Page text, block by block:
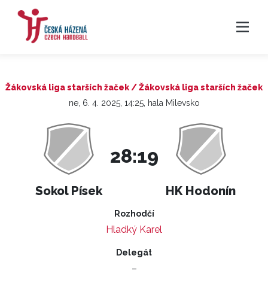
Žákovská liga starších žaček / Žákovská liga starších žaček
ne, 6. 4. 2025, 14:25, hala Milevsko
Sokol Písek
28:19
HK Hodonín
Rozhodčí
Hladký Karel
Delegát
–